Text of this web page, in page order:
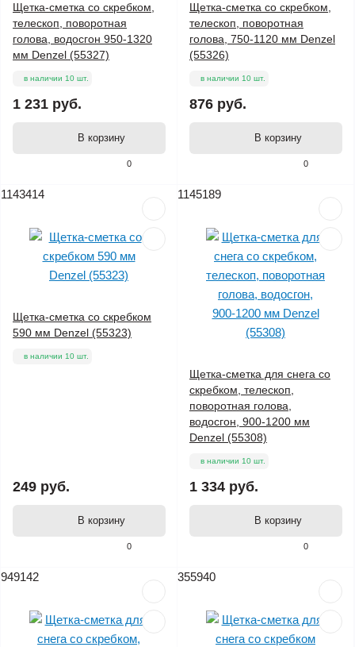
0
Щетка-сметка со скребком,
телескоп, поворотная
голова, водосгон 950-1320
мм Denzel (55327)
в наличии 10 шт.
1 231 руб.
В корзину
0
Щетка-сметка со скребком,
телескоп, поворотная
голова, 750-1120 мм Denzel
(55326)
в наличии 10 шт.
876 руб.
В корзину
1143414
0
Щетка-сметка со скребком
590 мм Denzel (55323)
в наличии 10 шт.
249 руб.
В корзину
1145189
0
Щетка-сметка для снега со
скребком, телескоп,
поворотная голова,
водосгон, 900-1200 мм
Denzel (55308)
в наличии 10 шт.
1 334 руб.
В корзину
949142 355940